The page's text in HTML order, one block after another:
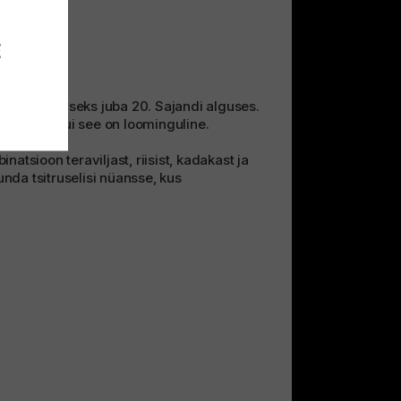
populaarseks juba 20. Sajandi alguses.
kui see on loominguline.
teraviljast, riisist, kadakast ja
tsitruselisi nüansse, kus